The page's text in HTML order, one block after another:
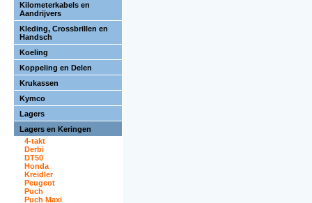
Kilometerkabels en
Aandrijvers
Kleding, Crossbrillen en
Handsch
Koeling
Koppeling en Delen
Krukassen
Kymco
Lagers
Lagers en Keringen
4-takt
Derbi
DT50
Honda
Kreidler
Peugeot
Puch
Puch Maxi